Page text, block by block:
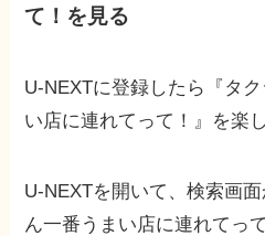
て！を見る
U-NEXTに登録したら『タ
い店に連れてって！』を楽
U-NEXTを開いて、検索画
ん一番うまい店に連れてっ